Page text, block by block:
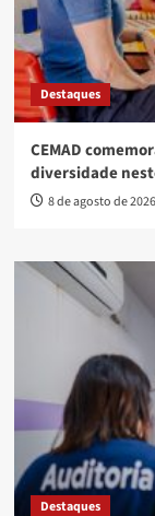
Destaques
CEMAD
diversidade
8 de agosto de 2026
Destaques